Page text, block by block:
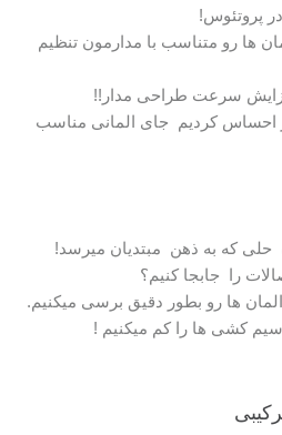
ها رو متناسب با مدارمون تنظیم
سرعت طراحی مدار!!
احساس کردیم جای المانی مناسب
که به ذهن مبتدیان میرسد!
را جابجا کنیم؟
ها رو بطور دقیق برسی میکنیم.
کشی ها را کم میکنیم !